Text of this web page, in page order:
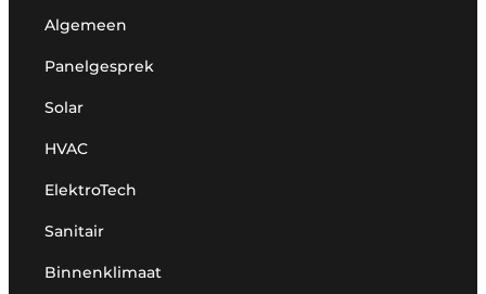
Algemeen
Panelgesprek
Solar
HVAC
ElektroTech
Sanitair
Binnenklimaat